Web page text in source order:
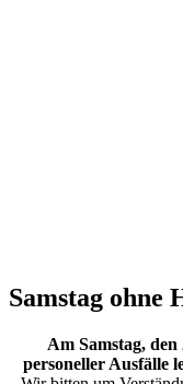
Samstag ohne
Am Samstag,
personeller Ausfälle